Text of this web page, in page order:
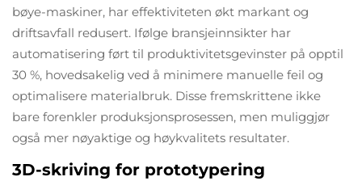
bøye-maskiner, har effektiviteten økt markant og
driftsavfall redusert. Ifølge bransjeinnsikter har
automatisering ført til produktivitetsgevinster på opptil
30 %, hovedsakelig ved å minimere manuelle feil og
optimalisere materialbruk. Disse fremskrittene ikke
bare forenkler produksjonsprosessen, men muliggjør
også mer nøyaktige og høykvalitets resultater.
3D-skriving for prototypering